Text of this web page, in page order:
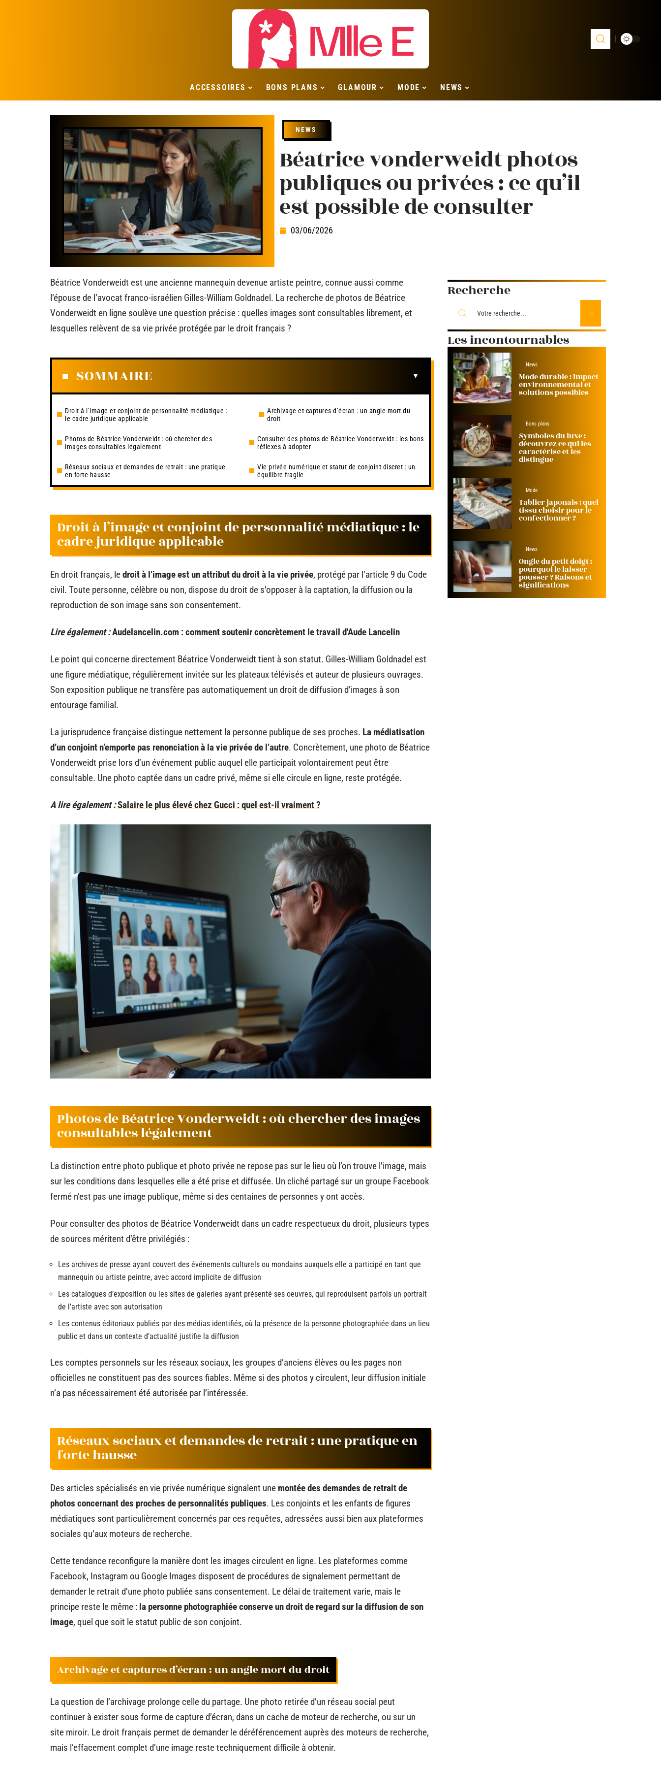
ACCESSOIRES BONS PLANS GLAMOUR MODE NEWS
NEWS
Béatrice vonderweidt photos
publiques ou privées : ce qu’il
est possible de consulter
03/06/2026
Béatrice Vonderweidt est une ancienne mannequin devenue artiste peintre, connue aussi comme
l’épouse de l’avocat franco-israélien Gilles-William Goldnadel. La recherche de photos de Béatrice
Vonderweidt en ligne soulève une question précise : quelles images sont consultables librement, et
lesquelles relèvent de sa vie privée protégée par le droit français ?
SOMMAIRE
Droit à l’image et conjoint de personnalité médiatique :
le cadre juridique applicable
Photos de Béatrice Vonderweidt : où chercher des
images consultables légalement
Réseaux sociaux et demandes de retrait : une pratique
en forte hausse
Archivage et captures d’écran : un angle mort du
droit
Consulter des photos de Béatrice Vonderweidt : les bons
réflexes à adopter
Vie privée numérique et statut de conjoint discret : un
équilibre fragile
Droit à l’image et conjoint de personnalité médiatique : le
cadre juridique applicable
En droit français, ledroit à l’image est un attribut du droit à la vie privée, protégé par l’article 9 du Code
civil. Toute personne, célèbre ou non, dispose du droit de s’opposer à la captation, la diffusion ou la
reproduction de son image sans son consentement.
Lire également :Audelancelin.com : comment soutenir concrètement le travail d'Aude Lancelin
Le point qui concerne directement Béatrice Vonderweidt tient à son statut. Gilles-William Goldnadel est
une figure médiatique, régulièrement invitée sur les plateaux télévisés et auteur de plusieurs ouvrages.
Son exposition publique ne transfère pas automatiquement un droit de diffusion d’images à son
entourage familial.
La jurisprudence française distingue nettement la personne publique de ses proches. La médiatisation
d’un conjoint n’emporte pas renonciation à la vie privée de l’autre. Concrètement, une photo de Béatrice
Vonderweidt prise lors d’un événement public auquel elle participait volontairement peut être
consultable. Une photo captée dans un cadre privé, même si elle circule en ligne, reste protégée.
A lire également :Salaire le plus élevé chez Gucci : quel est-il vraiment ?
Photos de Béatrice Vonderweidt : où chercher des images
consultables légalement
La distinction entre photo publique et photo privée ne repose pas sur le lieu où l’on trouve l’image, mais
sur les conditions dans lesquelles elle a été prise et diffusée. Un cliché partagé sur un groupe Facebook
fermé n’est pas une image publique, même si des centaines de personnes y ont accès.
Pour consulter des photos de Béatrice Vonderweidt dans un cadre respectueux du droit, plusieurs types
de sources méritent d’être privilégiés :
Les archives de presse ayant couvert des événements culturels ou mondains auxquels elle a participé en tant que
mannequin ou artiste peintre, avec accord implicite de diffusion
Les catalogues d’exposition ou les sites de galeries ayant présenté ses oeuvres, qui reproduisent parfois un portrait
de l’artiste avec son autorisation
Les contenus éditoriaux publiés par des médias identifiés, où la présence de la personne photographiée dans un lieu
public et dans un contexte d’actualité justifie la diffusion
Les comptes personnels sur les réseaux sociaux, les groupes d’anciens élèves ou les pages non
officielles ne constituent pas des sources fiables. Même si des photos y circulent, leur diffusion initiale
n’a pas nécessairement été autorisée par l’intéressée.
Réseaux sociaux et demandes de retrait : une pratique en
forte hausse
Des articles spécialisés en vie privée numérique signalent une montée des demandes de retrait de
photos concernant des proches de personnalités publiques. Les conjoints et les enfants de figures
médiatiques sont particulièrement concernés par ces requêtes, adressées aussi bien aux plateformes
sociales qu’aux moteurs de recherche.
Cette tendance reconfigure la manière dont les images circulent en ligne. Les plateformes comme
Facebook, Instagram ou Google Images disposent de procédures de signalement permettant de
demander le retrait d’une photo publiée sans consentement. Le délai de traitement varie, mais le
principe reste le même : la personne photographiée conserve un droit de regard sur la diffusion de son
image, quel que soit le statut public de son conjoint.
Archivage et captures d’écran : un angle mort du droit
La question de l’archivage prolonge celle du partage. Une photo retirée d’un réseau social peut
continuer à exister sous forme de capture d’écran, dans un cache de moteur de recherche, ou sur un
site miroir. Le droit français permet de demander le déréférencement auprès des moteurs de recherche,
mais l’effacement complet d’une image reste techniquement difficile à obtenir.
Recherche
Les incontournables
News
Mode durable : impact
environnemental et
solutions possibles
Bons plans
Symboles du luxe :
découvrez ce qui les
caractérise et les
distingue
Mode
Tablier japonais : quel
tissu choisir pour le
confectionner ?
News
Ongle du petit doigt :
pourquoi le laisser
pousser ? Raisons et
significations